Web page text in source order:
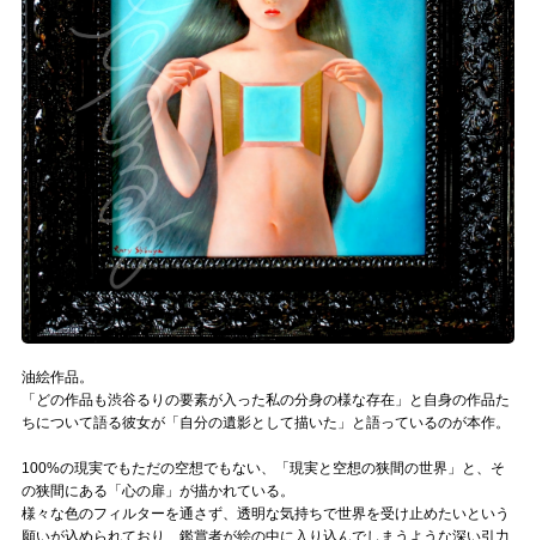
油絵作品。
「どの作品も渋谷るりの要素が入った私の分身の様な存在」と自身の作品た
ちについて語る彼女が「自分の遺影として描いた」と語っているのが本作。
100%の現実でもただの空想でもない、「現実と空想の狭間の世界」と、そ
の狭間にある「心の扉」が描かれている。
様々な色のフィルターを通さず、透明な気持ちで世界を受け止めたいという
願いが込められており、鑑賞者が絵の中に入り込んでしまうような深い引力